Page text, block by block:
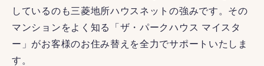
しているのも三菱地所ハウスネットの強みです。その
マンションをよく知る「ザ・パークハウス マイスタ
ー」がお客様のお住み替えを全力でサポートいたしま
す。